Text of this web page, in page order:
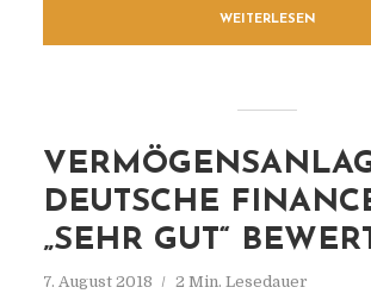
WEITERLESEN
DEUTSCHE
„SEHR GUT“
7. August 2018 2 Min. Lesedauer